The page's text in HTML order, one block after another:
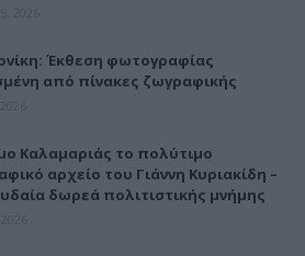
Έκθεση φωτογραφίας
από πίνακες ζωγραφικής
Καλαμαριάς το πολύτιμο
αρχείο του Γιάννη Κυριακίδη –
δωρεά πολιτιστικής μνήμης